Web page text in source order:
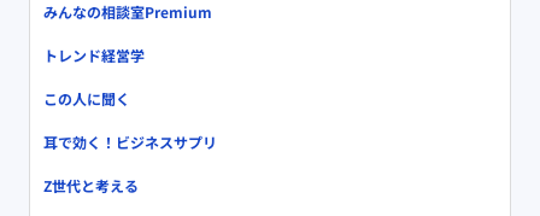
みんなの相談室Premium
トレンド経営学
この人に聞く
耳で効く！ビジネスサプリ
Z世代と考える